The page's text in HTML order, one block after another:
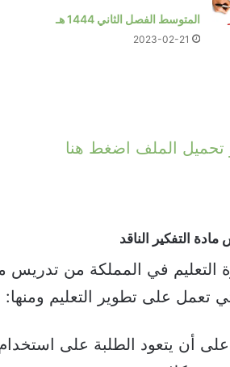
المتوسط الفصل الثاني 1444 هـ
2023-02-21
تحميل الملف اضغط هنا
التفكير الناقد​
التعليم في المملكة من تدريس
تعمل على تطوير التعليم ومنها:
أن يتعود الطلبة على